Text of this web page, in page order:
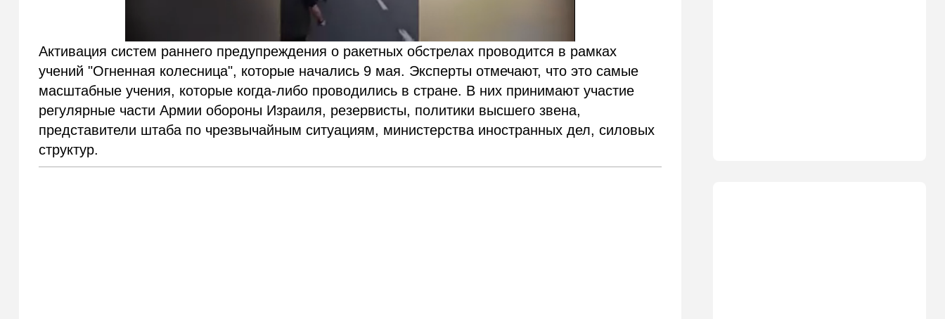
Активация систем раннего предупреждения о ракетных обстрелах проводится в рамках
учений "Огненная колесница", которые начались 9 мая. Эксперты отмечают, что это самые
масштабные учения, которые когда-либо проводились в стране. В них принимают участие
регулярные части Армии обороны Израиля, резервисты, политики высшего звена,
представители штаба по чрезвычайным ситуациям, министерства иностранных дел, силовых
структур.